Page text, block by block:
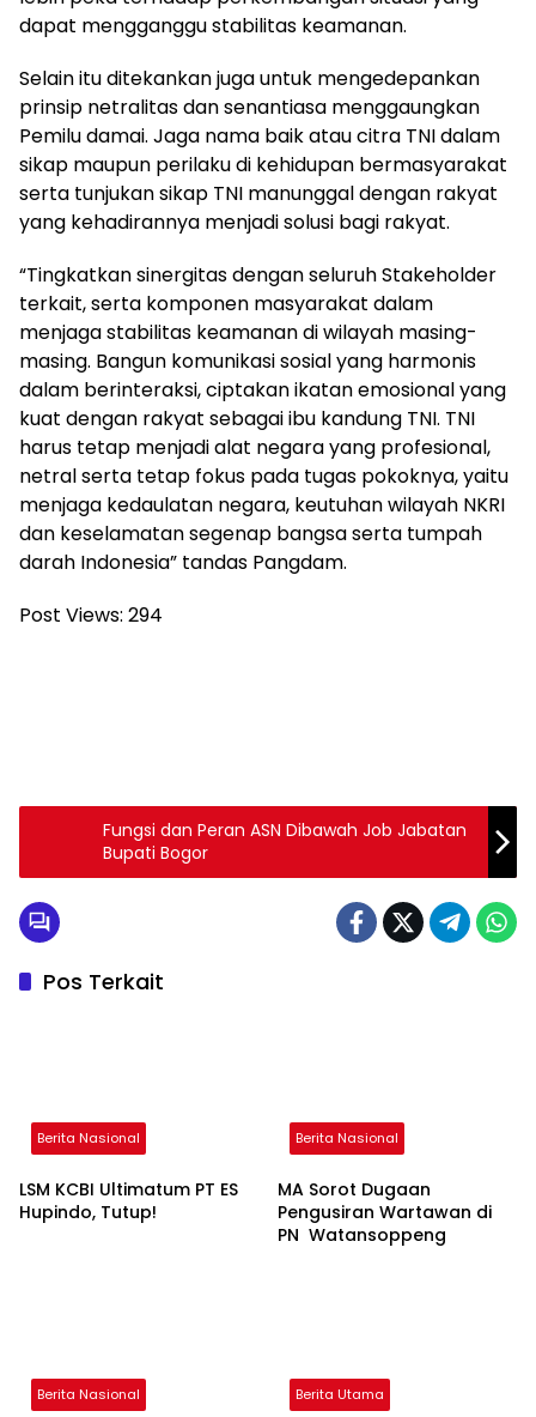
dapat mengganggu stabilitas keamanan.
Selain itu ditekankan juga untuk mengedepankan
prinsip netralitas dan senantiasa menggaungkan
Pemilu damai. Jaga nama baik atau citra TNI dalam
sikap maupun perilaku di kehidupan bermasyarakat
serta tunjukan sikap TNI manunggal dengan rakyat
yang kehadirannya menjadi solusi bagi rakyat.
“Tingkatkan sinergitas dengan seluruh Stakeholder
terkait, serta komponen masyarakat dalam
menjaga stabilitas keamanan di wilayah masing-
masing. Bangun komunikasi sosial yang harmonis
dalam berinteraksi, ciptakan ikatan emosional yang
kuat dengan rakyat sebagai ibu kandung TNI. TNI
harus tetap menjadi alat negara yang profesional,
netral serta tetap fokus pada tugas pokoknya, yaitu
menjaga kedaulatan negara, keutuhan wilayah NKRI
dan keselamatan segenap bangsa serta tumpah
darah Indonesia” tandas Pangdam.
Post Views: 294
Fungsi dan Peran ASN Dibawah Job Jabatan
Bupati Bogor
Pos Terkait
Berita Nasional
LSM KCBI Ultimatum PT ES
Hupindo, Tutup!
Berita Nasional
MA Sorot Dugaan
Pengusiran Wartawan di
PN Watansoppeng
Berita Nasional Berita Utama